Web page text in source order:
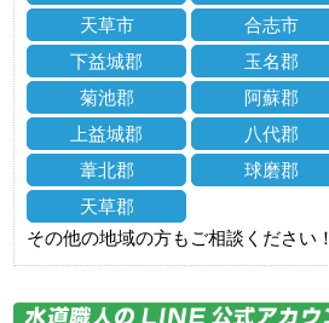
天草市
合志市
下益城郡
玉名郡
菊池郡
阿蘇郡
上益城郡
八代郡
葦北郡
球磨郡
天草郡
その他の地域の方もご相談ください！